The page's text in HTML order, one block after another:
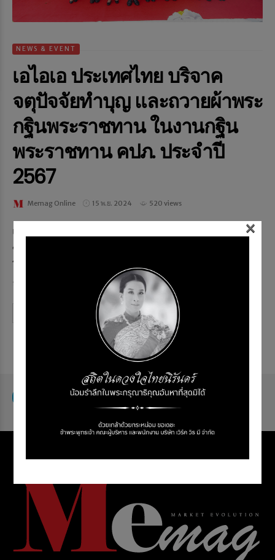
NEWS & EVENT
เอไอเอ ประเทศไทย บริจาค
จตุปัจจัยทำบุญ และถวายผ้าพระ
กฐินพระราชทาน ในงานกฐิน
พระราชทาน คปภ. ประจำปี
2567
Memag Online 15 พ.ย. 2024 520 views
เอไอเอ ประเทศไทย นำโดย นายนิคฮิล แอดวานี (ที่ 5 จาก
ซ้าย) ประธานเจ้าหน้าที่บริหาร ร่วมงานกฐินพระราชทาน
โดยสำนักงานคณะกรรมการกำกับและส่งเสริมการประกอบ
ธุรกิจประกันภ...
Continue reading
×